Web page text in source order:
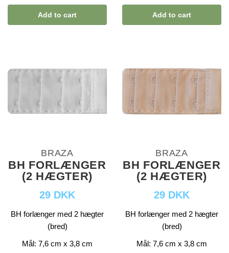
Add to cart Add to cart
BRAZA
BH FORLÆNGER
(2 HÆGTER)
29 DKK
BH forlænger med 2 hægter
(bred)
Mål: 7,6 cm x 3,8 cm
BRAZA
BH FORLÆNGER
(2 HÆGTER)
29 DKK
BH forlænger med 2 hægter
(bred)
Mål: 7,6 cm x 3,8 cm